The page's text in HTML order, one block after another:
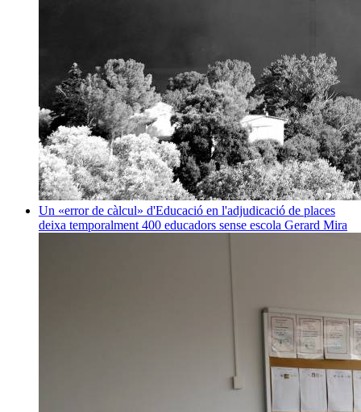
Un «error de càlcul» d'Educació en l'adjudicació de places
deixa temporalment 400 educadors sense escola Gerard Mira